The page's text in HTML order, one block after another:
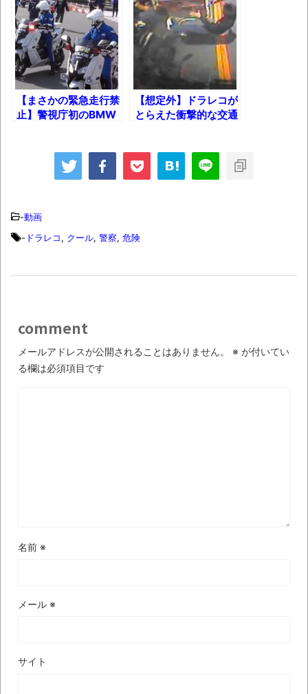
ブチギレ
長野県のなめこのデカさが規格外だったｗ
ｗ
新装版「ご冗談でしょう、ファインマンさ
ん（上）（下）」発売
歴ログは10周年ですがnoteに引っ越します
感想
集でほとんど紹介されなかったJリーグ…なら
時代の流れ
【衝撃】道志村の骨や服、沢の上流から流
されてきた可能性・・・・・・・・・
ブログお引越しのお知らせ
【まさかの緊急走行禁
止】警視庁初のBMW
【想定外】ドラレコが
とらえた衝撃的な交通
-動画
- ドラレコ, クール, 警察, 危険
comment
メールアドレスが公開されることはありません。 ※ が付いてい
る欄は必須項目です
名前 ※
メール ※
サイト